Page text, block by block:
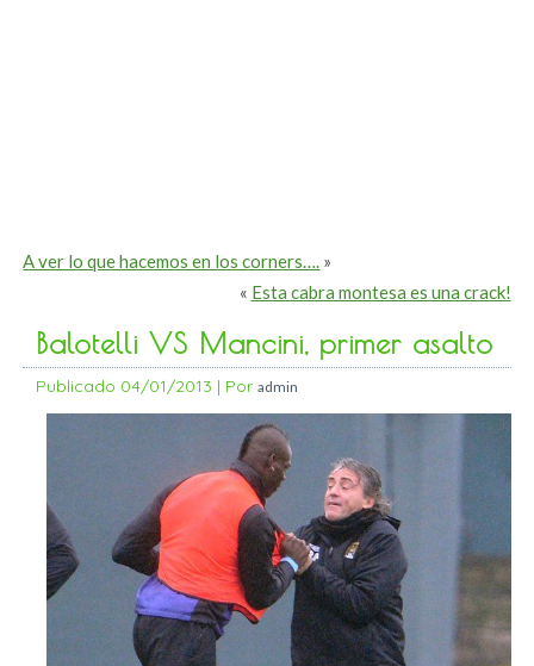
A ver lo que hacemos en los corners…. »
« Esta cabra montesa es una crack!
Balotelli VS Mancini, primer asalto
Publicado 04/01/2013 | Por admin